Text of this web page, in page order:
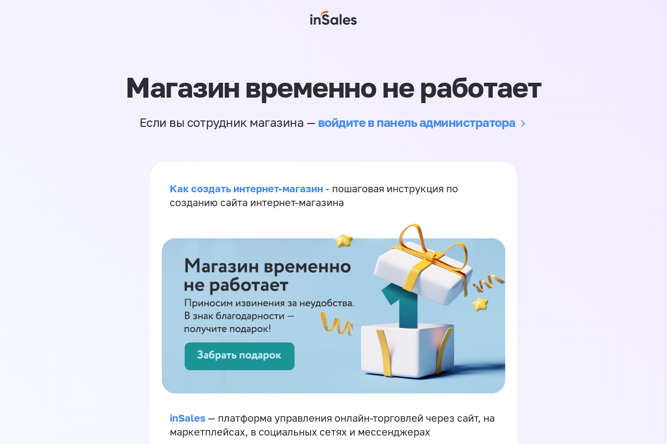
Магазин временно не работает
Если вы сотрудник магазина — войдите в панель администратора
Как создать интернет-магазин - пошаговая инструкция по
созданию сайта интернет-магазина
inSales — платформа управления онлайн-торговлей через сайт, на
маркетплейсах, в социальных сетях и мессенджерах